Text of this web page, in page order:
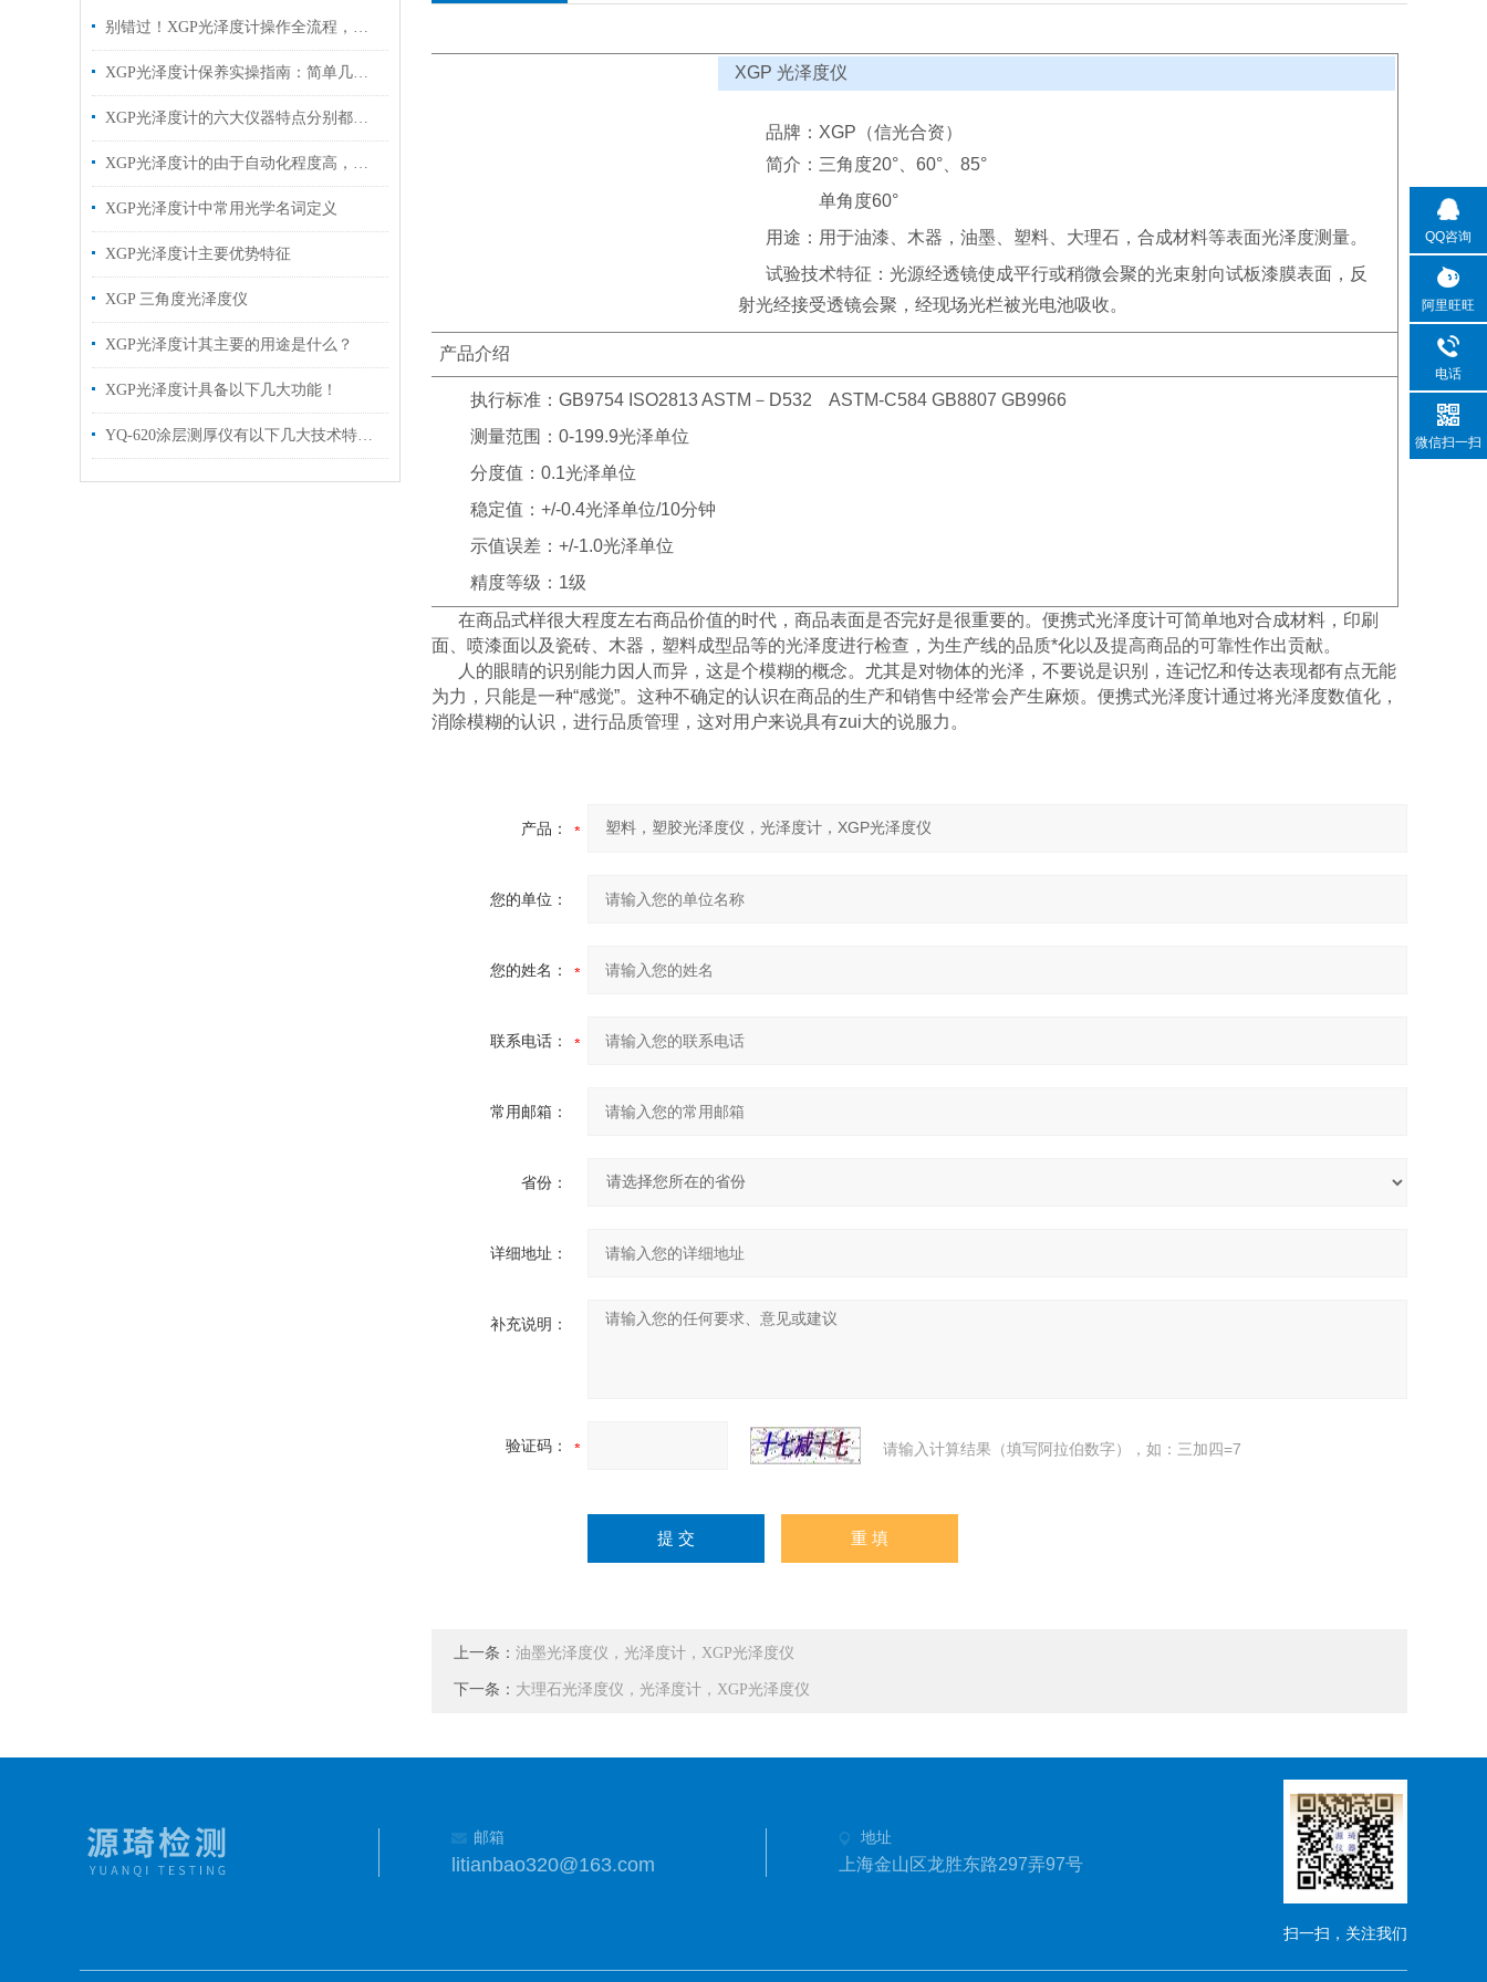
别错过！XGP光泽度计操作全流程，掌握这几步，光泽测量一步到位
XGP光泽度计保养实操指南：简单几步，延长仪器寿命的实用干货
XGP光泽度计的六大仪器特点分别都是什么？
XGP光泽度计的由于自动化程度高，使用非常方便
XGP光泽度计中常用光学名词定义
XGP光泽度计主要优势特征
XGP 三角度光泽度仪
XGP光泽度计其主要的用途是什么？
XGP光泽度计具备以下几大功能！
YQ-620涂层测厚仪有以下几大技术特点！
XGP 光泽度仪
品牌：XGP（信光合资）
简介：三角度20°、60°、85°
单角度60°
用途：用于油漆、木器，油墨、塑料、大理石，合成材料等表面光泽度测量。
试验技术特征：光源经透镜使成平行或稍微会聚的光束射向试板漆膜表面，反
射光经接受透镜会聚，经现场光栏被光电池吸收。
产品介绍
执行标准：GB9754 ISO2813 ASTM－D532 ASTM-C584 GB8807 GB9966
测量范围：0-199.9光泽单位
分度值：0.1光泽单位
稳定值：+/-0.4光泽单位/10分钟
示值误差：+/-1.0光泽单位
精度等级：1级
在商品式样很大程度左右商品价值的时代，商品表面是否完好是很重要的。便携式光泽度计可简单地对合成材料，印刷
面、喷漆面以及瓷砖、木器，塑料成型品等的光泽度进行检查，为生产线的品质*化以及提高商品的可靠性作出贡献。
人的眼睛的识别能力因人而异，这是个模糊的概念。尤其是对物体的光泽，不要说是识别，连记忆和传达表现都有点无能
为力，只能是一种“感觉”。这种不确定的认识在商品的生产和销售中经常会产生麻烦。便携式光泽度计通过将光泽度数值化，
消除模糊的认识，进行品质管理，这对用户来说具有zui大的说服力 。
产品：
您的单位：
您的姓名：
联系电话：
常用邮箱：
省份：
详细地址：
补充说明：
验证码： 请输入计算结果（填写阿拉伯数字），如：三加四=7
上一条： 油墨光泽度仪，光泽度计，XGP光泽度仪
下一条： 大理石光泽度仪，光泽度计，XGP光泽度仪
邮箱
litianbao320@163.com
地址
上海金山区龙胜东路297弄97号
扫一扫，关注我们
QQ咨询
阿里旺旺
电话
微信扫一扫